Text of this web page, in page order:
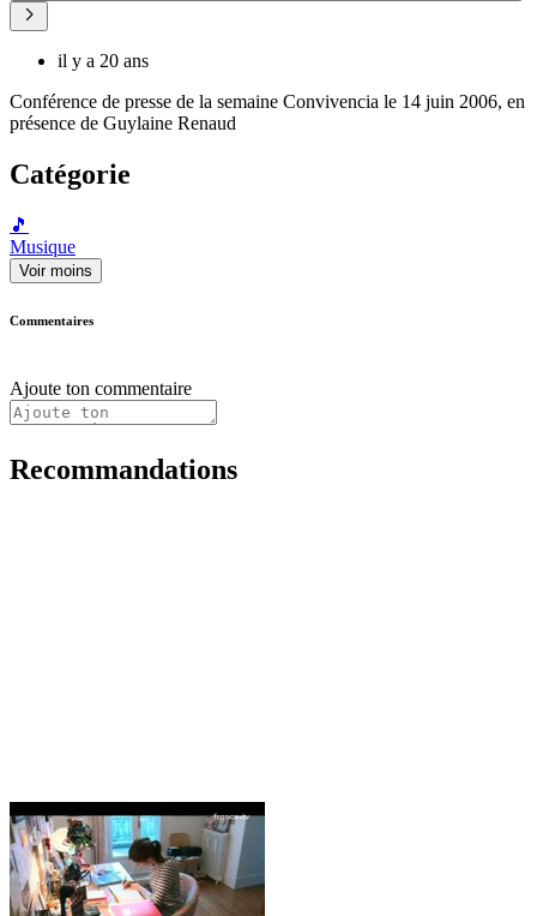
il y a 20 ans
Conférence de presse de la semaine Convivencia le 14 juin 2006, en
présence de Guylaine Renaud
Catégorie
🎵
Musique
Voir moins
Commentaires
Ajoute ton commentaire
Recommandations